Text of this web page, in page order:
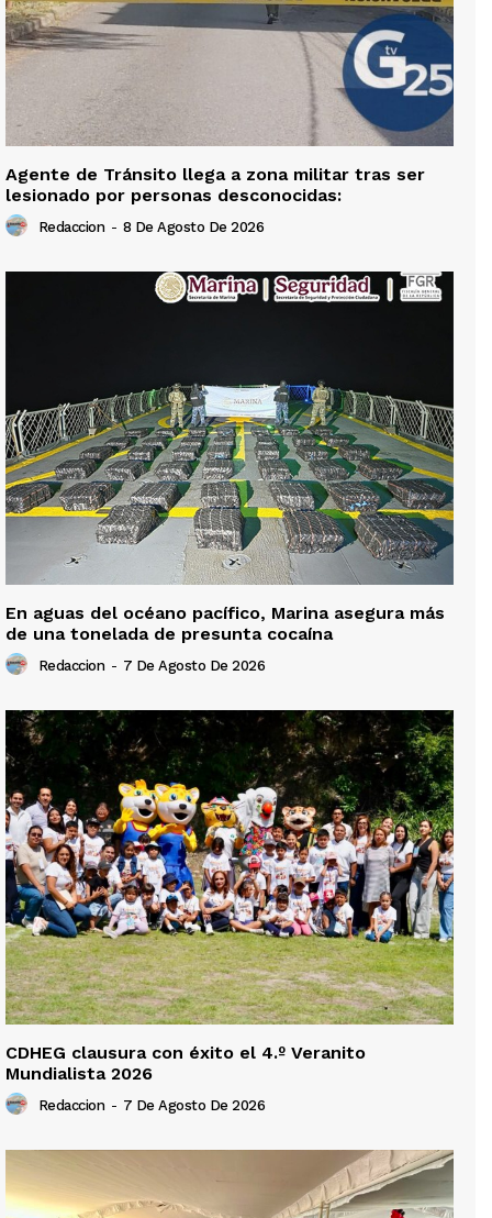
Agente de Tránsito llega a zona militar tras ser
lesionado por personas desconocidas:
Redaccion - 8 De Agosto De 2026
En aguas del océano pacífico, Marina asegura más
de una tonelada de presunta cocaína
Redaccion - 7 De Agosto De 2026
CDHEG clausura con éxito el 4.º Veranito
Mundialista 2026
Redaccion - 7 De Agosto De 2026